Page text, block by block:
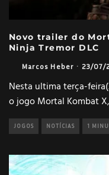
Novo trailer do
Ninja Tremor DLC
Marcos Heber · 23/07/
Nesta ultima terça-
o jogo Mortal Kombat
JOGOS NOTÍCIAS 1